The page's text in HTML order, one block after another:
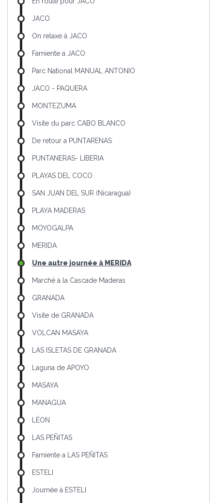
JACO
On relaxe à JACO
Farniente a JACO
Parc National MANUAL ANTONIO
JACO - PAQUERA
MONTEZUMA
Visite du parc CABO BLANCO
De retour a PUNTARENAS
PUNTANERAS- LIBERIA
PLAYAS DEL COCO
SAN JUAN DEL SUR (Nicaragua)
PLAYA MADERAS
MOYOGALPA
MERIDA
Une autre journée à MERIDA
Marché à la Cascade Maderas
GRANADA
Visite de GRANADA
VOLCAN MASAYA
LAS ISLETAS DE GRANADA
Laguna de APOYO
MASAYA
MANAGUA
LÉON
LAS PEÑITAS
Farniente a LAS PEÑITAS
ESTELI
Journée à ESTELI